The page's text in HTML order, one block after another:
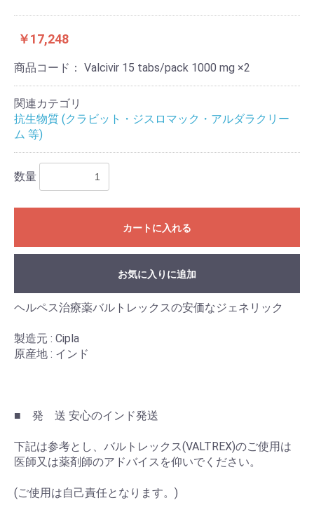
￥17,248
商品コード： Valcivir 15 tabs/pack 1000 mg ×2
関連カテゴリ
抗生物質 (クラビット・ジスロマック・アルダラクリー
ム 等)
数量
カートに入れる
お気に入りに追加
ヘルペス治療薬バルトレックスの安価なジェネリック
製造元 : Cipla
原産地 : インド
■ 発 送 安心のインド発送
下記は参考とし、バルトレックス(VALTREX)のご使用は
医師又は薬剤師のアドバイスを仰いでください。
(ご使用は自己責任となります。)